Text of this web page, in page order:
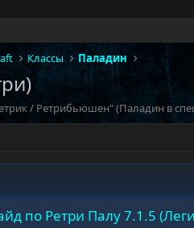
Классы Паладин
/ Ретрибьюшен" (Паладин в
по Ретри Палу 7.1.5